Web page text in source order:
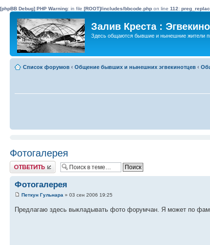
[phpBB Debug] PHP Warning: in file [ROOT]/includes/bbcode.php on line 112:
Залив Креста :
Здесь общаются бывшие и нынешние жители
Список форумов ‹ Общение бывших и нынешних эгвекинотцев ‹
Фотогалерея
Ответить
Фотогалерея
Петкун Гульнара » 03 сен 2006 19:25
Предлагаю здесь выкладывать фото форумчан. Я может по